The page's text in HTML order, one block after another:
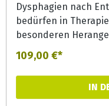
Dysphagien nach
bedürfen in
besonderen
und adaptierende
eine orale
Kö.Be.S. Onkologie
und umfangreichste
109,00 €*
IN